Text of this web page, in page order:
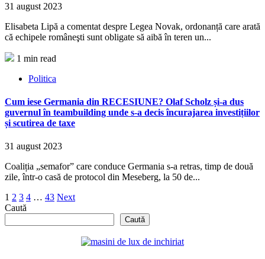
31 august 2023
Elisabeta Lipă a comentat despre Legea Novak, ordonanță care arată
că echipele româneşti sunt obligate să aibă în teren un...
1 min read
Politica
Cum iese Germania din RECESIUNE? Olaf Scholz și-a dus
guvernul în teambuilding unde s-a decis încurajarea investițiilor
și scutirea de taxe
31 august 2023
Coaliția „semafor” care conduce Germania s-a retras, timp de două
zile, într-o casă de protocol din Meseberg, la 50 de...
Paginație
articole
1 2 3 4 … 43 Next
Caută
Caută